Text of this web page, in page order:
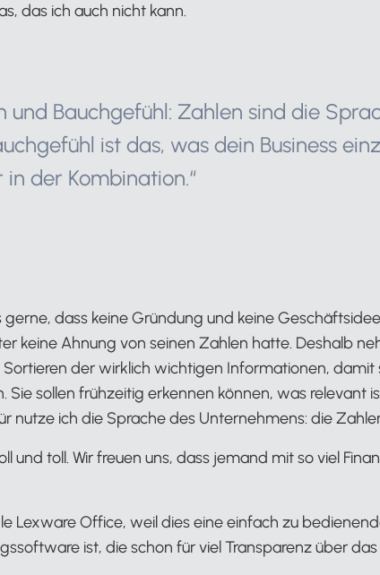
das ich auch nicht kann.
und Bauchgefühl: Zahlen sind die
ist das, was dein Business
der Kombination.“
gerne, dass keine Gründung und keine
keine Ahnung von seinen Zahlen hatte. Deshalb
der wirklich wichtigen Informationen, damit
Sie sollen frühzeitig erkennen können, was relevant
nutze ich die Sprache des Unternehmens: die
und toll. Wir freuen uns, dass jemand mit so viel
Lexware Office, weil dies eine einfach zu
ist, die schon für viel Transparenz über